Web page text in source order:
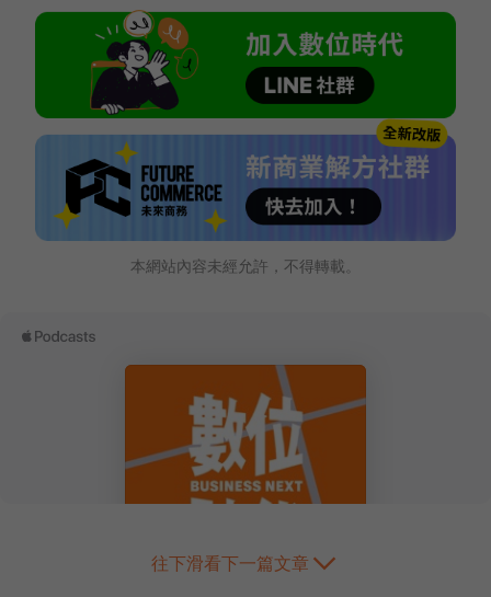
本網站內容未經允許，不得轉載。
往下滑看下一篇文章